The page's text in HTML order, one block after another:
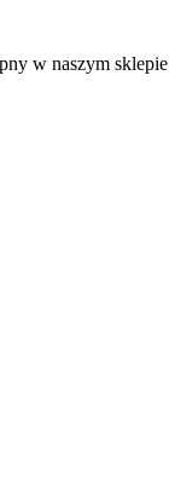
w naszym sklepie